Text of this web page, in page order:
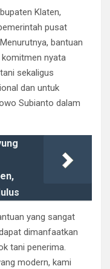
Klaten,
pusat
bantuan
nyata
sekaligus
dan untuk
Subianto dalam
yang sangat
dimanfaatkan
tani penerima.
modern, kami